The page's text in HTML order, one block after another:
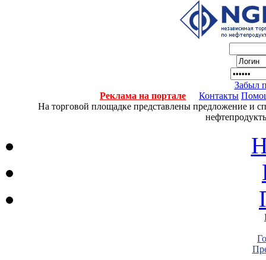
Забыл
Реклама на портале
Контакты
На торговой площадке представлены предложение и